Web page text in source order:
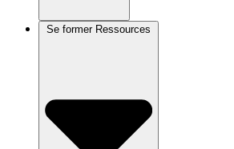
Se former